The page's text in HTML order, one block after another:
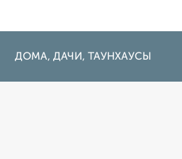
ДОМА, ДАЧИ, ТАУНХАУСЫ